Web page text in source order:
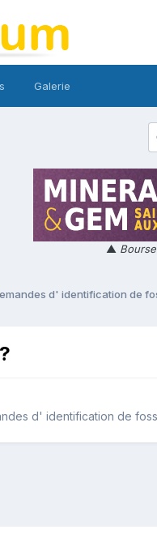
Galerie
▲
d' identification de
d' identification de